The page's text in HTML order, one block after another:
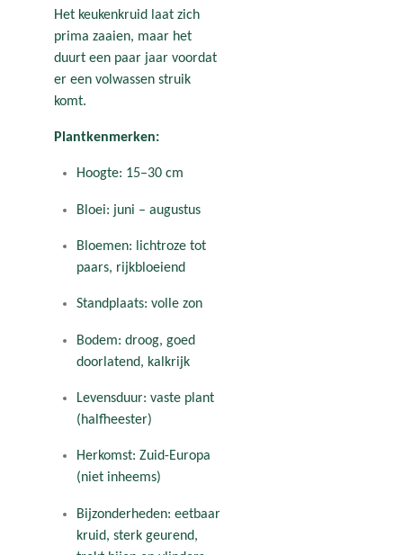
Het keukenkruid laat zich
prima zaaien, maar het
duurt een paar jaar voordat
er een volwassen struik
komt.
Plantkenmerken:
Hoogte: 15–30 cm
Bloei: juni – augustus
Bloemen: lichtroze tot
paars, rijkbloeiend
Standplaats: volle zon
Bodem: droog, goed
doorlatend, kalkrijk
Levensduur: vaste plant
(halfheester)
Herkomst: Zuid-Europa
(niet inheems)
Bijzonderheden: eetbaar
kruid, sterk geurend,